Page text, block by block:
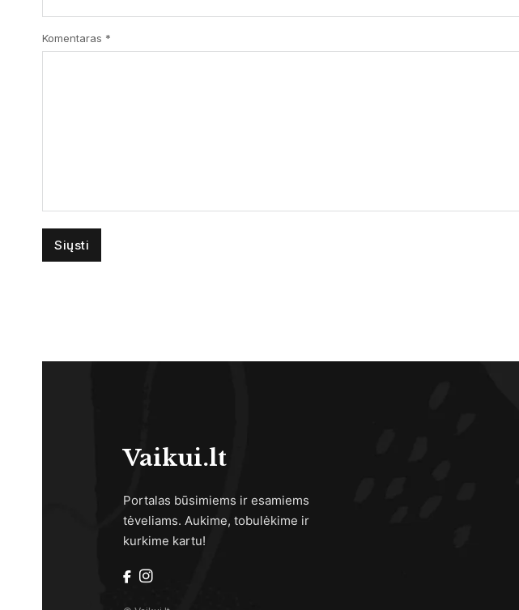
Komentaras *
Vaikui.lt
Portalas būsimiems ir esamiems
tėveliams. Aukime, tobulėkime ir
kurkime kartu!